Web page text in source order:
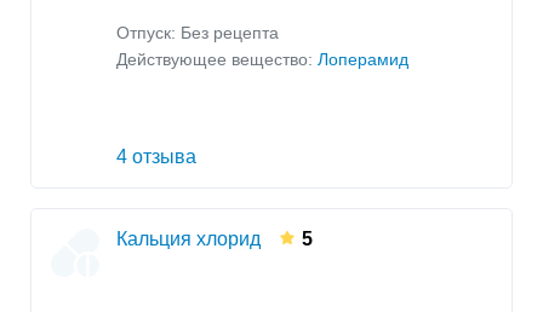
Отпуск: Без рецепта
Действующее вещество: Лоперамид
4 отзыва
Кальция хлорид 5